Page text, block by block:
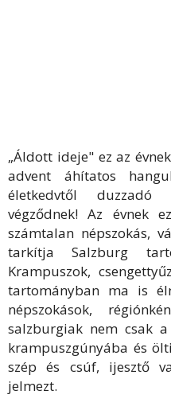
„Áldott ideje" ez az
advent áhítatos
életkedvtől duzzadó
végződnek! Az évnek
számtalan népszokás,
tarkítja Salzburg
Krampuszok,
tartományban ma is
népszokások,
salzburgiak nem csak
krampuszgúnyába és
szép és csúf, ijesztő
jelmezt.